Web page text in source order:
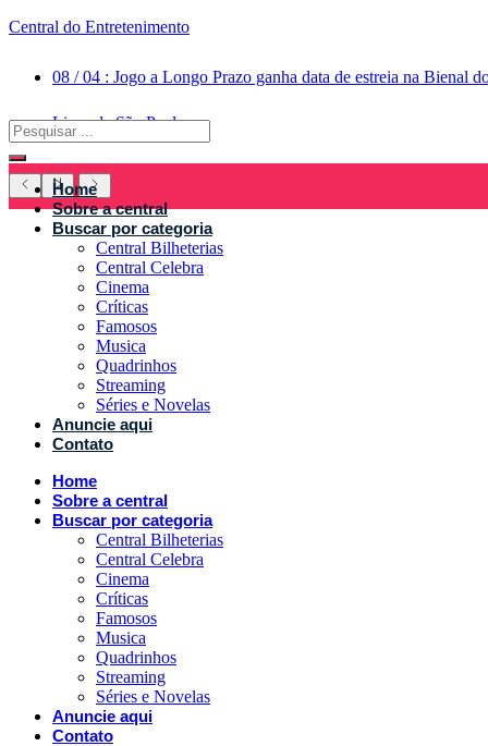
Central do Entretenimento
08 / 04 : Jogo a Longo Prazo ganha data de estreia na Bienal
Livro de São Paulo
Home
Sobre a central
Buscar por categoria
Central Bilheterias
Central Celebra
Cinema
Críticas
Famosos
Musica
Quadrinhos
Streaming
Séries e Novelas
Anuncie aqui
Contato
Home
Sobre a central
Buscar por categoria
Central Bilheterias
Central Celebra
Cinema
Críticas
Famosos
Musica
Quadrinhos
Streaming
Séries e Novelas
Anuncie aqui
Contato